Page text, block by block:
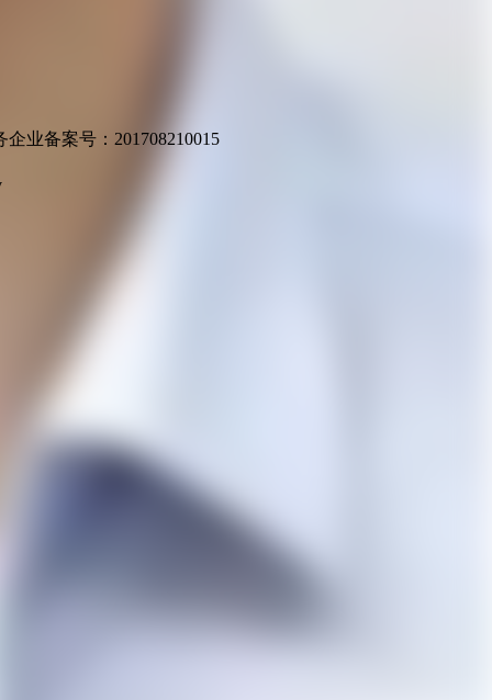
业备案号：201708210015